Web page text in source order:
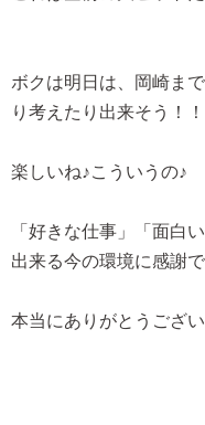
ボクは明日は、岡崎ま
り考えたり出来そう！！
楽しいね♪こういうの♪
「好きな仕事」「面白
出来る今の環境に感謝で
本当にありがとうござい